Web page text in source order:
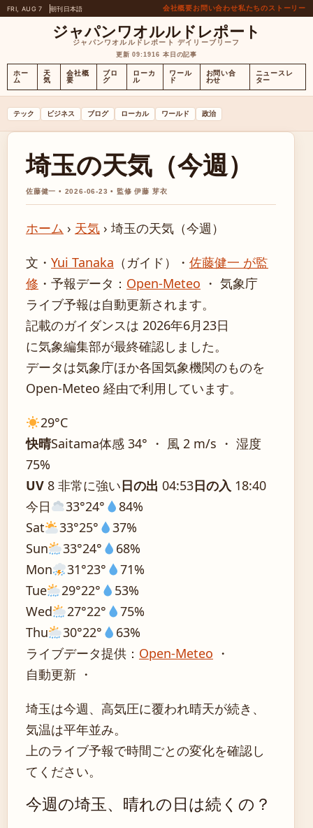
FRI, AUG 7 朝刊日本語 会社概要お問い合わせ私たちのストーリー
ジャパンワオルルドレポート
ジャパンワオルルドレポート デイリーブリーフ
更新 09:1916 本日の記事
ホー
ム
天
気
会社概
要
ブロ
グ
ローカ
ル
ワール
ド
お問い合
わせ
ニュースレ
ター
テック ビジネス ブログ ローカル ワールド 政治
埼玉の天気（今週）
佐藤健一 • 2026-06-23 • 監修 伊藤 芽衣
ホーム › 天気 › 埼玉の天気（今週）
文・ Yui Tanaka （ガイド） ・ 佐藤健一 が監
修 ・ 予報データ： Open-Meteo ・ 気象庁
ライブ予報は自動更新されます。
記載のガイダンスは 2026年6月23日
に気象編集部が最終確認しました。
データは気象庁ほか各国気象機関のものを
Open-Meteo 経由で利用しています。
29°C
快晴Saitama体感 34° ・ 風 2 m/s ・ 湿度
75%
UV 8 非常に強い日の出 04:53日の入 18:40
今日
33°24°
84%
Sat
33°25°
37%
Sun
33°24°
68%
Mon
31°23°
71%
Tue
29°22°
53%
Wed
27°22°
75%
Thu
30°22°
63%
ライブデータ提供： Open-Meteo ・
自動更新 ・
埼玉は今週、高気圧に覆われ晴天が続き、
気温は平年並み。
上のライブ予報で時間ごとの変化を確認し
てください。
今週の埼玉、晴れの日は続くの？